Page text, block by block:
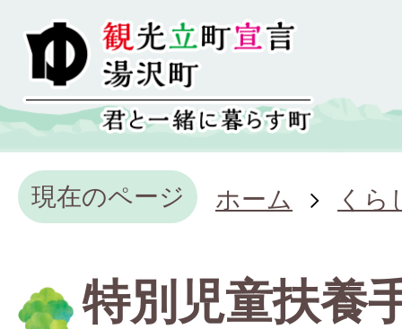
現在のページ ホーム くら
特別児童扶養